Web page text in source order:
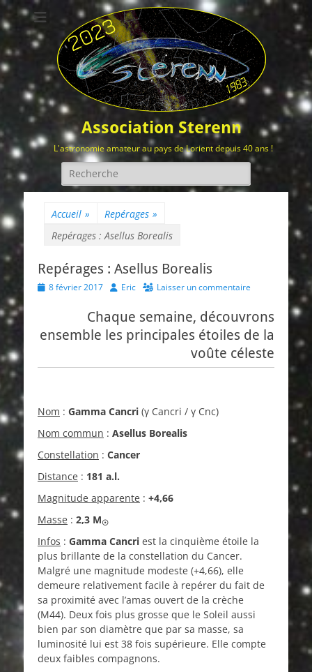
Association Sterenn
L'astronomie amateur au pays de Lorient depuis 40 ans !
Rechercher :
Accueil » Repérages »
Repérages : Asellus Borealis
Repérages : Asellus Borealis
Posted8 février 2017 Author
Eric Laisser un commentaire
Chaque semaine, découvrons
ensemble les principales étoiles de la
voûte céleste
Nom : Gamma Cancri (γ Cancri / γ Cnc)
Nom commun : Asellus Borealis
Constellation : Cancer
Distance : 181 a.l.
Magnitude apparente : +4,66
Masse : 2,3 M☉
Infos : Gamma Cancri est la cinquième étoile la
plus brillante de la constellation du Cancer.
Malgré une magnitude modeste (+4,66), elle
demeure relativement facile à repérer du fait de
sa proximité avec l’amas ouvert de la crèche
(M44). Deux fois plus grosse que le Soleil aussi
bien par son diamètre que par sa masse, sa
luminosité lui est 38 fois supérieure. Elle compte
deux faibles compagnons.